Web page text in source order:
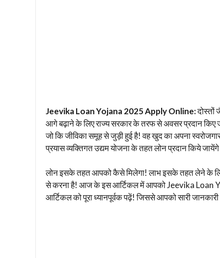
Jeevika Loan Yojana 2025 Apply Online:दोस्तों
आगे बढ़ाने के लिए राज्य सरकार के तरफ से अवसर प्रदान किए
जो कि जीविका समूह से जुड़ी हुई है! वह खुद का अपना
प्रयास व्यक्तिगत उद्यम योजना के तहत लोन प्रदान किये
लोन इसके तहत आपको कैसे मिलेगा! लाभ इसके तहत लेने के
से करना है! आज के इस आर्टिकल में आपको Jeevika Loan
आर्टिकल को पूरा ध्यानपूर्वक पढ़ें! जिससे आपको सारी